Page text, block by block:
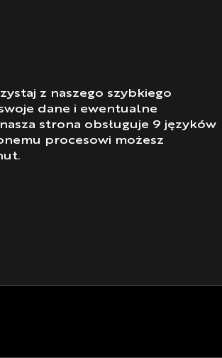
z naszego szybkiego
dane i ewentualne
strona obsługuje 9 języków
procesowi możesz